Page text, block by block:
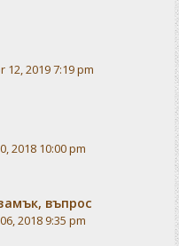
12, 2019 7:19 pm
2018 10:00 pm
въпрос
2018 9:35 pm